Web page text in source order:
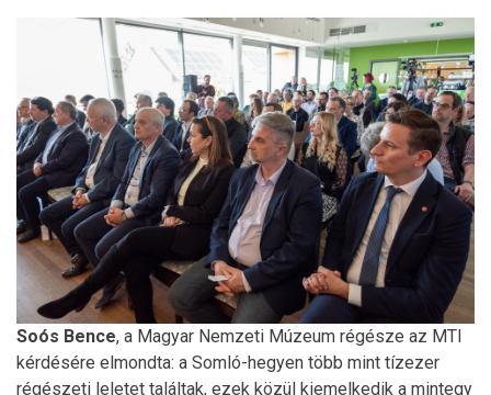
Soós Bence, a Magyar Nemzeti Múzeum régésze az MTI
kérdésére elmondta: a Somló-hegyen több mint tízezer
régészeti leletet találtak, ezek közül kiemelkedik a mintegy